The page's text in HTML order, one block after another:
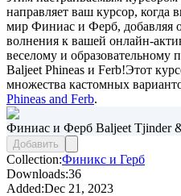
направляет ваш курсор, когда
мир Финиас и Ферб, добавляя
волнения к вашей онлайн-
веселому и
Baljeet Phineas и Ferb!Этот
множества кастомных
Phineas and Ferb.
Финиас и Ферб Baljeet Tjinder
Добавить
Collection:Финикс и Герб
Downloads:36
Added:Dec 21, 2023